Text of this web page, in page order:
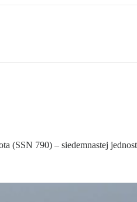
(SSN 790) – siedemnastej